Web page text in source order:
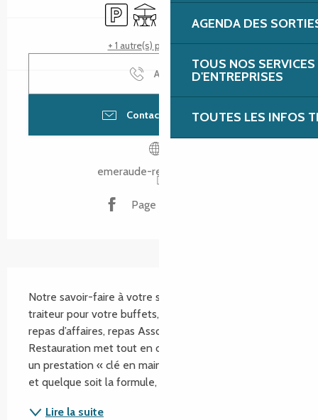
AGENDA DES
TOUS NOS
D'ENTREPRISES
TOUTES LES INFOS
ParkingTerrasse
+ 1 autre(s) prestation(s)
Appeler
Contacter par email
emeraude-restauration.fr
Page Facebook
Notre savoir-faire à votre service Besoin d’une offre
traiteur pour votre buffets, cocktails, réceptions,
repas d’affaires, repas Associatifs ? Émeraude
Restauration met tout en œuvre pour vous assurer
un prestation « clé en main », de 10 à 300 convives
et quelque soit la formule, nous trouverons...
Lire la suite